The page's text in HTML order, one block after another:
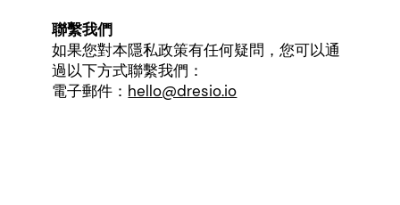
聯繫我們
如果您對本隱私政策有任何疑問，您可以通
過以下方式聯繫我們：
電子郵件： hello@dresio.io